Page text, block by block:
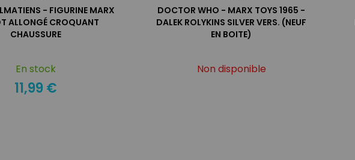
- FIGURINE MARX
ALLONGÉ CROQUANT
CHAUSSURE
En stock
11,99 €
DOCTOR WHO - MARX TOYS 1965 -
DALEK ROLYKINS SILVER VERS. (NEUF
EN BOITE)
Non disponible